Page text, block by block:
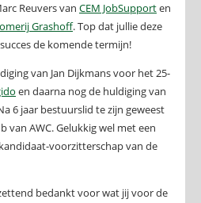
Reuvers van CEM JobSupporten
Grashoff. Top dat jullie deze
de komende termijn!
van Jan Dijkmans voor het 25-
en daarna nog de huldiging van
6 jaar bestuurslid te zijn geweest
van AWC. Gelukkig wel met een
voorzitterschap van de
bedankt voor wat jij voor de